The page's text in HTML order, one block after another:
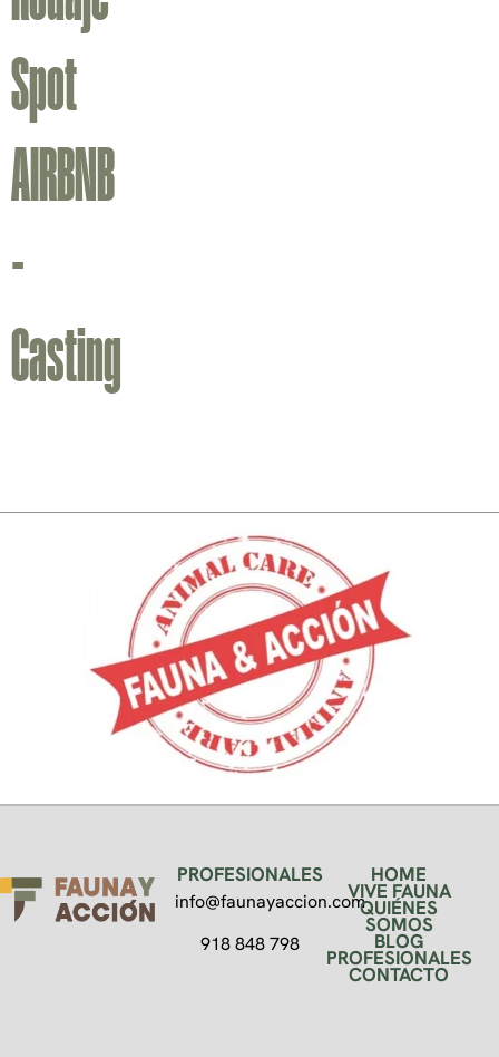
Spot
AIRBNB
-
Casting
PROFESIONALES
info@faunayaccion.com
918 848 798
HOME
VIVE FAUNA
QUIÉNES
SOMOS
BLOG
PROFESIONALES
CONTACTO